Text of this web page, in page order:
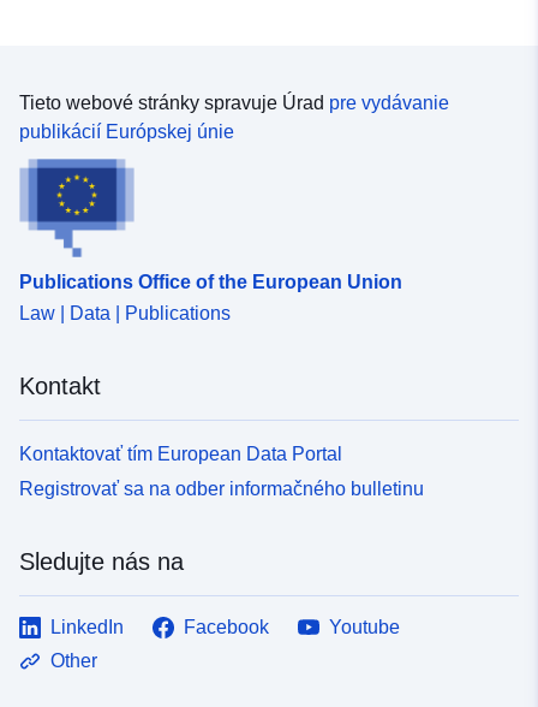
Tieto webové stránky spravuje Úrad pre vydávanie
publikácií Európskej únie
Publications Office of the European Union
Law | Data | Publications
Kontakt
Kontaktovať tím European Data Portal
Registrovať sa na odber informačného bulletinu
Sledujte nás na
LinkedIn Facebook
Youtube
Other